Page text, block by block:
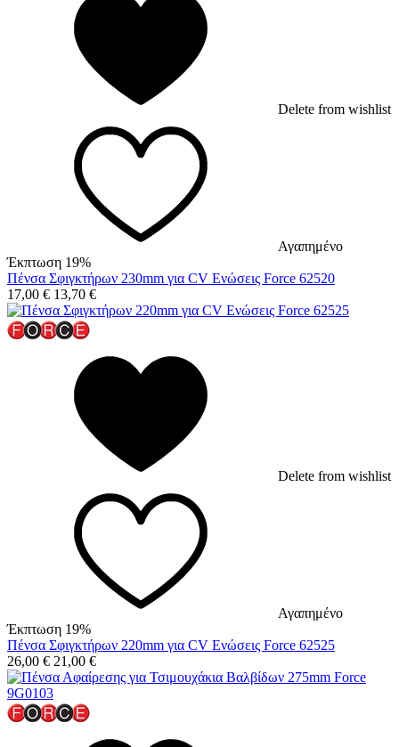
Delete from wishlist
Αγαπημένο
Έκπτωση 19%
Πένσα Σφιγκτήρων 230mm για CV Ενώσεις Force 62520
17,00 € 13,70 €
Delete from wishlist
Αγαπημένο
Έκπτωση 19%
Πένσα Σφιγκτήρων 220mm για CV Ενώσεις Force 62525
26,00 € 21,00 €